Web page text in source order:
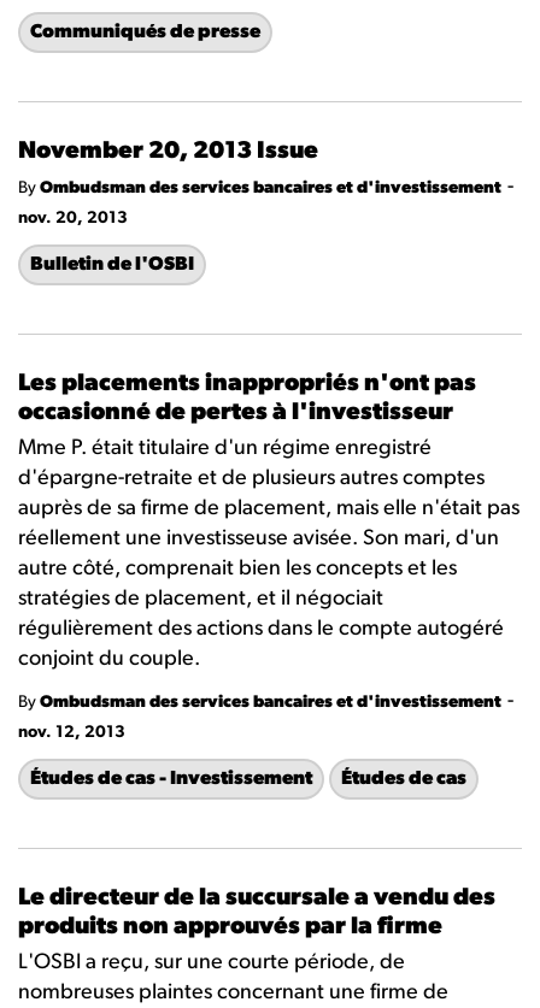
Communiqués de presse
November 20, 2013 Issue
By Ombudsman des services bancaires et d'investissement -
nov. 20, 2013
Bulletin de l'OSBI
Les placements inappropriés n'ont pas
occasionné de pertes à l'investisseur
Mme P. était titulaire d'un régime enregistré
d'épargne-retraite et de plusieurs autres comptes
auprès de sa firme de placement, mais elle n'était pas
réellement une investisseuse avisée. Son mari, d'un
autre côté, comprenait bien les concepts et les
stratégies de placement, et il négociait
régulièrement des actions dans le compte autogéré
conjoint du couple.
By Ombudsman des services bancaires et d'investissement -
nov. 12, 2013
Études de cas - Investissement Études de cas
Le directeur de la succursale a vendu des
produits non approuvés par la firme
L'OSBI a reçu, sur une courte période, de
nombreuses plaintes concernant une firme de